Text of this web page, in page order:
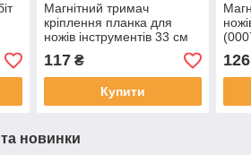
Магнітний тримач
кріплення планка для
ножів інструментів 33 см
(000917)
117₴
Купити
126
та новинки